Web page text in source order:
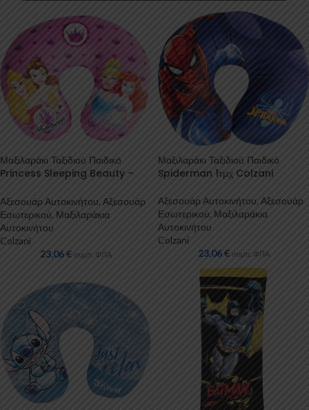
Μαξιλαράκι Ταξιδιού Παιδικό
Princess Sleeping Beauty –
Colzani
Αξεσουάρ Αυτοκινήτου, Αξεσουάρ
Εσωτερικού, Μαξιλαράκια
Αυτοκινήτου
Colzani
23,06€ συμπ. ΦΠΑ
Μαξιλαράκι Ταξιδιού Παιδικό
Spiderman 1τμχ Colzani
Αξεσουάρ Αυτοκινήτου Αξεσουάρ
Εσωτερικού Μαξιλαράκια
Αυτοκινήτου
Colzani
23,06€ συμπ. ΦΠΑ